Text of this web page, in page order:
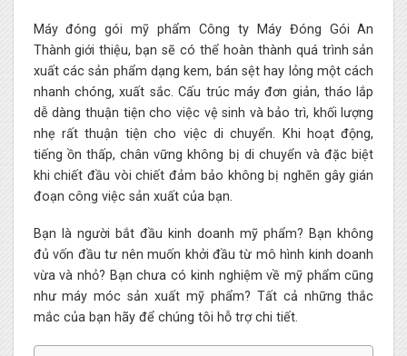
Máy đóng gói mỹ phẩm Công ty Máy Đóng Gói An
Thành giới thiệu, bạn sẽ có thể hoàn thành quá trình sản
xuất các sản phẩm dạng kem, bán sệt hay lỏng một cách
nhanh chóng, xuất sắc. Cấu trúc máy đơn giản, tháo lắp
dễ dàng thuận tiện cho việc vệ sinh và bảo trì, khối lượng
nhẹ rất thuận tiện cho việc di chuyển. Khi hoạt động,
tiếng ồn thấp, chân vững không bị di chuyển và đặc biệt
khi chiết đầu vòi chiết đảm bảo không bị nghẽn gây gián
đoạn công việc sản xuất của bạn.
Bạn là người bắt đầu kinh doanh mỹ phẩm? Bạn không
đủ vốn đầu tư nên muốn khởi đầu từ mô hình kinh doanh
vừa và nhỏ? Bạn chưa có kinh nghiệm về mỹ phẩm cũng
như máy móc sản xuất mỹ phẩm? Tất cả những thắc
mắc của bạn hãy để chúng tôi hỗ trợ chi tiết.